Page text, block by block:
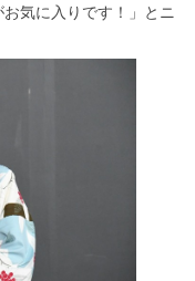
気に入りです！」とニ